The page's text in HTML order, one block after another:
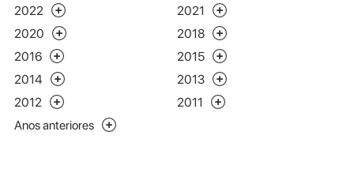
2022
2021
2020
2018
2016
2015
2014
2013
2012
2011
Anos anteriores